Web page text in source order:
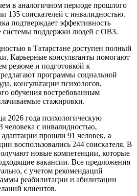
в аналогичном периоде прошлого
135 соискателей с инвалидностью.
подтверждает эффективность
системы поддержки людей с ОВЗ.
в Татарстане доступен полный
Карьерные консультанты помогают
резюме и подготовкой к
программы социальной
консультации психологов,
обучения востребованным
стажировки.
2026 года психологическую
с инвалидностью,
прошли 91 человек, а
воспользовались 244 соискателя. В
новые компетенции, которые
вакансии. Все предложения
с учетом рекомендаций
реабилитации и абилитации
клиентов.